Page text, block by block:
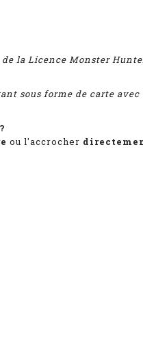
la Licence Monster
sous forme de carte
ou l'accrocher